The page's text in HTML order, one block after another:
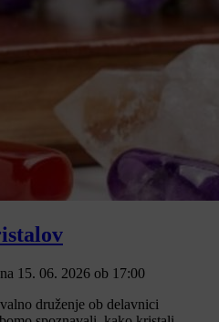
15. 06. 2026 ob 17:00
druženje ob delavnici